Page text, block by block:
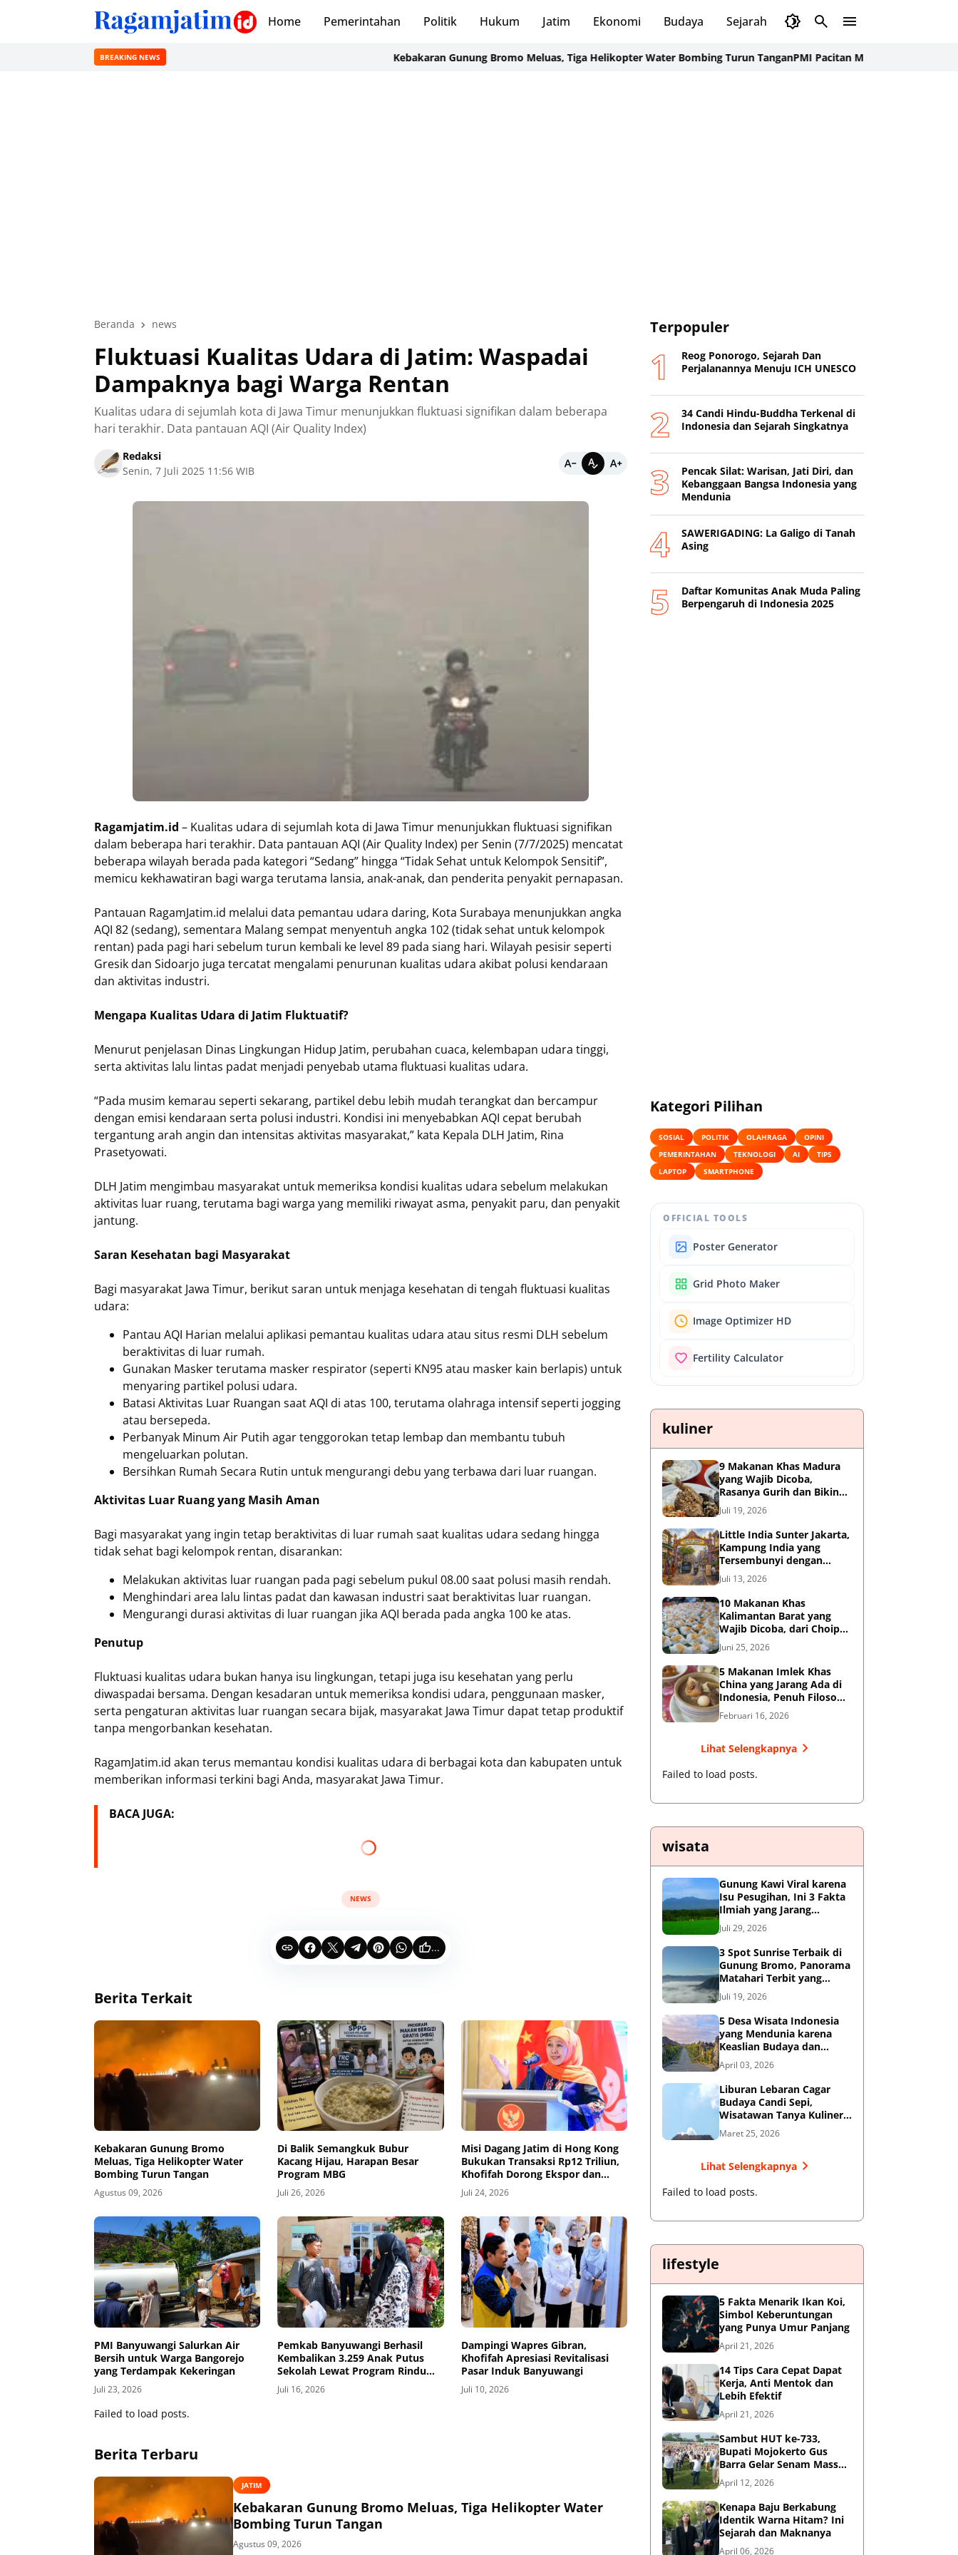
Home Pemerintahan Politik Hukum Jatim Ekonomi Budaya Sejarah Pendidikan
BREAKING NEWS Kebakaran Gunung Bromo Meluas, Tiga Helikopter Water Bombing Turun TanganPMI Pacitan Mulai Distribusi Air Bersih ke
Beranda news
Fluktuasi Kualitas Udara di Jatim: Waspadai
Dampaknya bagi Warga Rentan
Kualitas udara di sejumlah kota di Jawa Timur menunjukkan fluktuasi signifikan dalam beberapa
hari terakhir. Data pantauan AQI (Air Quality Index)
Redaksi
Senin, 7 Juli 2025 11:56 WIB
Ragamjatim.id – Kualitas udara di sejumlah kota di Jawa Timur menunjukkan fluktuasi signifikan
dalam beberapa hari terakhir. Data pantauan AQI (Air Quality Index) per Senin (7/7/2025) mencatat
beberapa wilayah berada pada kategori “Sedang” hingga “Tidak Sehat untuk Kelompok Sensitif”,
memicu kekhawatiran bagi warga terutama lansia, anak-anak, dan penderita penyakit pernapasan.
Pantauan RagamJatim.id melalui data pemantau udara daring, Kota Surabaya menunjukkan angka
AQI 82 (sedang), sementara Malang sempat menyentuh angka 102 (tidak sehat untuk kelompok
rentan) pada pagi hari sebelum turun kembali ke level 89 pada siang hari. Wilayah pesisir seperti
Gresik dan Sidoarjo juga tercatat mengalami penurunan kualitas udara akibat polusi kendaraan
dan aktivitas industri.
Mengapa Kualitas Udara di Jatim Fluktuatif?
Menurut penjelasan Dinas Lingkungan Hidup Jatim, perubahan cuaca, kelembapan udara tinggi,
serta aktivitas lalu lintas padat menjadi penyebab utama fluktuasi kualitas udara.
“Pada musim kemarau seperti sekarang, partikel debu lebih mudah terangkat dan bercampur
dengan emisi kendaraan serta polusi industri. Kondisi ini menyebabkan AQI cepat berubah
tergantung arah angin dan intensitas aktivitas masyarakat,” kata Kepala DLH Jatim, Rina
Prasetyowati.
DLH Jatim mengimbau masyarakat untuk memeriksa kondisi kualitas udara sebelum melakukan
aktivitas luar ruang, terutama bagi warga yang memiliki riwayat asma, penyakit paru, dan penyakit
jantung.
Saran Kesehatan bagi Masyarakat
Bagi masyarakat Jawa Timur, berikut saran untuk menjaga kesehatan di tengah fluktuasi kualitas
udara:
Pantau AQI Harian melalui aplikasi pemantau kualitas udara atau situs resmi DLH sebelum
beraktivitas di luar rumah.
Gunakan Masker terutama masker respirator (seperti KN95 atau masker kain berlapis) untuk
menyaring partikel polusi udara.
Batasi Aktivitas Luar Ruangan saat AQI di atas 100, terutama olahraga intensif seperti jogging
atau bersepeda.
Perbanyak Minum Air Putih agar tenggorokan tetap lembap dan membantu tubuh
mengeluarkan polutan.
Bersihkan Rumah Secara Rutin untuk mengurangi debu yang terbawa dari luar ruangan.
Aktivitas Luar Ruang yang Masih Aman
Bagi masyarakat yang ingin tetap beraktivitas di luar rumah saat kualitas udara sedang hingga
tidak sehat bagi kelompok rentan, disarankan:
Melakukan aktivitas luar ruangan pada pagi sebelum pukul 08.00 saat polusi masih rendah.
Menghindari area lalu lintas padat dan kawasan industri saat beraktivitas luar ruangan.
Mengurangi durasi aktivitas di luar ruangan jika AQI berada pada angka 100 ke atas.
Penutup
Fluktuasi kualitas udara bukan hanya isu lingkungan, tetapi juga isu kesehatan yang perlu
diwaspadai bersama. Dengan kesadaran untuk memeriksa kondisi udara, penggunaan masker,
serta pengaturan aktivitas luar ruangan secara bijak, masyarakat Jawa Timur dapat tetap produktif
tanpa mengorbankan kesehatan.
RagamJatim.id akan terus memantau kondisi kualitas udara di berbagai kota dan kabupaten untuk
memberikan informasi terkini bagi Anda, masyarakat Jawa Timur.
BACA JUGA:
NEWS
...
Berita Terkait
Kebakaran Gunung Bromo
Meluas, Tiga Helikopter Water
Bombing Turun Tangan
Agustus 09, 2026
Di Balik Semangkuk Bubur
Kacang Hijau, Harapan Besar
Program MBG
Juli 26, 2026
Misi Dagang Jatim di Hong Kong
Bukukan Transaksi Rp12 Triliun,
Khofifah Dorong Ekspor dan
Investasi
Juli 24, 2026
PMI Banyuwangi Salurkan Air
Bersih untuk Warga Bangorejo
yang Terdampak Kekeringan
Juli 23, 2026
Pemkab Banyuwangi Berhasil
Kembalikan 3.259 Anak Putus
Sekolah Lewat Program Rindu
Bulan
Juli 16, 2026
Dampingi Wapres Gibran,
Khofifah Apresiasi Revitalisasi
Pasar Induk Banyuwangi
Juli 10, 2026
Failed to load posts.
Berita Terbaru
JATIM
Kebakaran Gunung Bromo Meluas, Tiga Helikopter Water
Bombing Turun Tangan
Agustus 09, 2026
Terpopuler
Reog Ponorogo, Sejarah Dan
Perjalanannya Menuju ICH UNESCO
34 Candi Hindu-Buddha Terkenal di
Indonesia dan Sejarah Singkatnya
Pencak Silat: Warisan, Jati Diri, dan
Kebanggaan Bangsa Indonesia yang
Mendunia
SAWERIGADING: La Galigo di Tanah
Asing
Daftar Komunitas Anak Muda Paling
Berpengaruh di Indonesia 2025
Kategori Pilihan
SOSIAL POLITIK OLAHRAGA
OPINI
PEMERINTAHAN
TEKNOLOGI AI
TIPS
LAPTOP
SMARTPHONE
OFFICIAL TOOLS
Poster Generator
Grid Photo Maker
Image Optimizer HD
Fertility Calculator
kuliner
9 Makanan Khas Madura
yang Wajib Dicoba,
Rasanya Gurih dan Bikin
Nagih
Juli 19, 2026
Little India Sunter Jakarta,
Kampung India yang
Tersembunyi dengan
Sejarah Panjang dan
Kuliner Autentik
Juli 13, 2026
10 Makanan Khas
Kalimantan Barat yang
Wajib Dicoba, dari Choipan
hingga Sotong Pangkong
Juni 25, 2026
5 Makanan Imlek Khas
China yang Jarang Ada di
Indonesia, Penuh Filosofi
Keberuntungan
Februari 16, 2026
Lihat Selengkapnya
Failed to load posts.
wisata
Gunung Kawi Viral karena
Isu Pesugihan, Ini 3 Fakta
Ilmiah yang Jarang
Diketahui
Juli 29, 2026
3 Spot Sunrise Terbaik di
Gunung Bromo, Panorama
Matahari Terbit yang
Memukau
Juli 19, 2026
5 Desa Wisata Indonesia
yang Mendunia karena
Keaslian Budaya dan
Tradisi
April 03, 2026
Liburan Lebaran Cagar
Budaya Candi Sepi,
Wisatawan Tanya Kuliner
di Sekitar Candi Pari
Maret 25, 2026
Lihat Selengkapnya
Failed to load posts.
lifestyle
5 Fakta Menarik Ikan Koi,
Simbol Keberuntungan
yang Punya Umur Panjang
April 21, 2026
14 Tips Cara Cepat Dapat
Kerja, Anti Mentok dan
Lebih Efektif
April 21, 2026
Sambut HUT ke-733,
Bupati Mojokerto Gus
Barra Gelar Senam Massal
di Stadion Gajah Mada
April 12, 2026
Kenapa Baju Berkabung
Identik Warna Hitam? Ini
Sejarah dan Maknanya
April 06, 2026